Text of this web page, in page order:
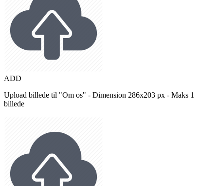
ADD
Upload billede til "Om os" - Dimension 286x203 px - Maks 1
billede